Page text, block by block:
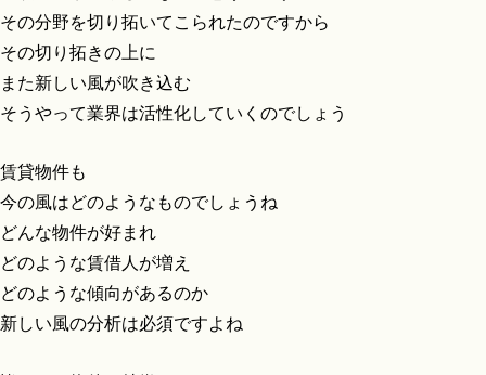
その分野を切り拓いてこられたのですから
その切り拓きの上に
また新しい風が吹き込む
そうやって業界は活性化していくのでしょう
賃貸物件も
今の風はどのようなものでしょうね
どんな物件が好まれ
どのような賃借人が増え
どのような傾向があるのか
新しい風の分析は必須ですよね